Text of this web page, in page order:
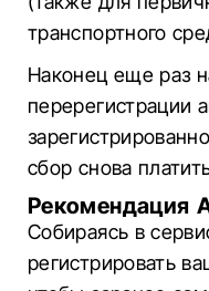
транспортного
Наконец еще раз
перерегистрации
сбор снова
Рекомендация
Собираясь в
регистрировать